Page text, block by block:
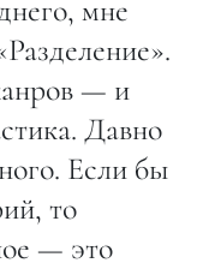
мне
— и
Давно
Если бы
то
— это